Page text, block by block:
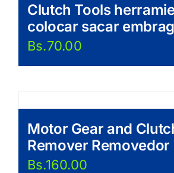
Clutch Tools
colocar sacar
Bs.70.00
Motor Gear and
Remover Removedor
Bs.160.00